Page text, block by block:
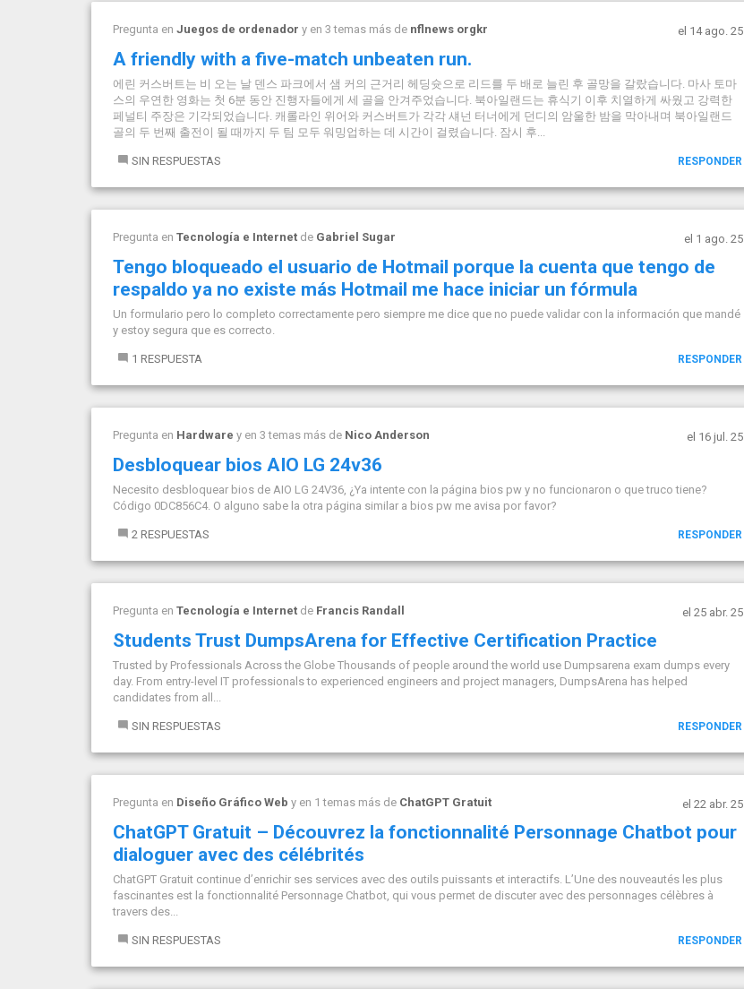
Pregunta en Juegos de ordenador y en 3 temas más de nflnews orgkr el 14 ago. 25
A friendly with a five-match unbeaten run.
에린 커스버트는 비 오는 날 덴스 파크에서 샘 커의 근거리 헤딩슛으로 리드를 두 배로 늘린 후 골망을 갈랐습니다. 마사 토마
스의 우연한 영화는 첫 6분 동안 진행자들에게 세 골을 안겨주었습니다. 북아일랜드는 휴식기 이후 치열하게 싸웠고 강력한
페널티 주장은 기각되었습니다. 캐롤라인 위어와 커스버트가 각각 섀넌 터너에게 던디의 암울한 밤을 막아내며 북아일랜드
골의 두 번째 출전이 될 때까지 두 팀 모두 워밍업하는 데 시간이 걸렸습니다. 잠시 후...
SIN RESPUESTAS RESPONDER
Pregunta en Tecnología e Internet de Gabriel Sugar el 1 ago. 25
Tengo bloqueado el usuario de Hotmail porque la cuenta que tengo de
respaldo ya no existe más Hotmail me hace iniciar un fórmula
Un formulario pero lo completo correctamente pero siempre me dice que no puede validar con la información que mandé
y estoy segura que es correcto.
1 RESPUESTA RESPONDER
Pregunta en Hardware y en 3 temas más de Nico Anderson el 16 jul. 25
Desbloquear bios AIO LG 24v36
Necesito desbloquear bios de AIO LG 24V36, ¿Ya intente con la página bios pw y no funcionaron o que truco tiene?
Código 0DC856C4. O alguno sabe la otra página similar a bios pw me avisa por favor?
2 RESPUESTAS RESPONDER
Pregunta en Tecnología e Internet de Francis Randall el 25 abr. 25
Students Trust DumpsArena for Effective Certification Practice
Trusted by Professionals Across the Globe Thousands of people around the world use Dumpsarena exam dumps every
day. From entry-level IT professionals to experienced engineers and project managers, DumpsArena has helped
candidates from all...
SIN RESPUESTAS RESPONDER
Pregunta en Diseño Gráfico Web y en 1 temas más de ChatGPT Gratuit el 22 abr. 25
ChatGPT Gratuit – Découvrez la fonctionnalité Personnage Chatbot pour
dialoguer avec des célébrités
ChatGPT Gratuit continue d’enrichir ses services avec des outils puissants et interactifs. L’Une des nouveautés les plus
fascinantes est la fonctionnalité Personnage Chatbot, qui vous permet de discuter avec des personnages célèbres à
travers des...
SIN RESPUESTAS RESPONDER